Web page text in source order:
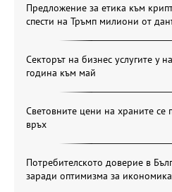
Предложение за етика към
спести на Тръмп милиони от
Секторът на бизнес услугите у
година към май
Световните цени на храните
връх
Потребителското доверие в
заради оптимизма за